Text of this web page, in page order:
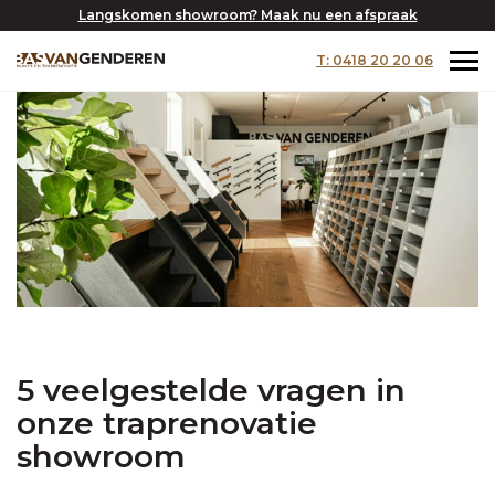
Langskomen showroom? Maak nu een afspraak
T: 0418 20 20 06
5 veelgestelde vragen in
onze traprenovatie
showroom